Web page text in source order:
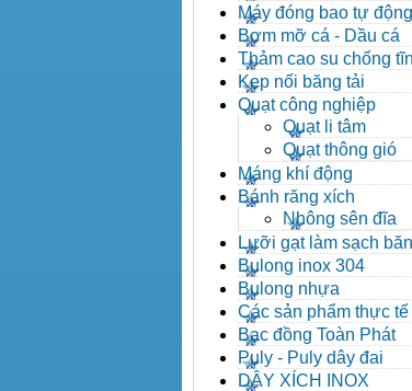
Máy đóng bao tự động
Bơm mỡ cá - Dầu cá
Thảm cao su chống
điện
Kẹp nối băng tải
Quạt công nghiệp
Quạt li tâm
Quạt thông gió
Máng khí động
Bánh răng xích
Nhông sên đĩa
Lưỡi gạt làm sạch
Bulong inox 304
Bulong nhựa
Các sản phẩm thực tế
Bạc đồng Toàn Phát
Puly - Puly dây đai
DÂY XÍCH INOX